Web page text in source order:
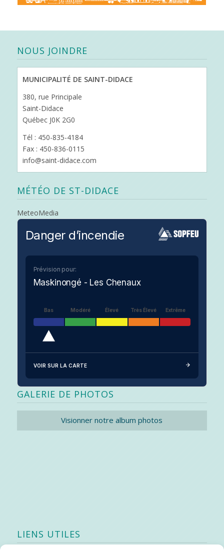
NOUS JOINDRE
MUNICIPALITÉ DE SAINT-DIDACE
380, rue Principale
Saint-Didace
Québec J0K 2G0
Tél : 450-835-4184
Fax : 450-836-0115
info@saint-didace.com
MÉTÉO DE ST-DIDACE
MeteoMedia
Danger d’incendie
Prévision pour:
Maskinongé - Les Chenaux
Bas Modéré Élevé Très Élevé Extrême
VOIR SUR LA CARTE
GALERIE DE PHOTOS
Visionner notre album photos
LIENS UTILES